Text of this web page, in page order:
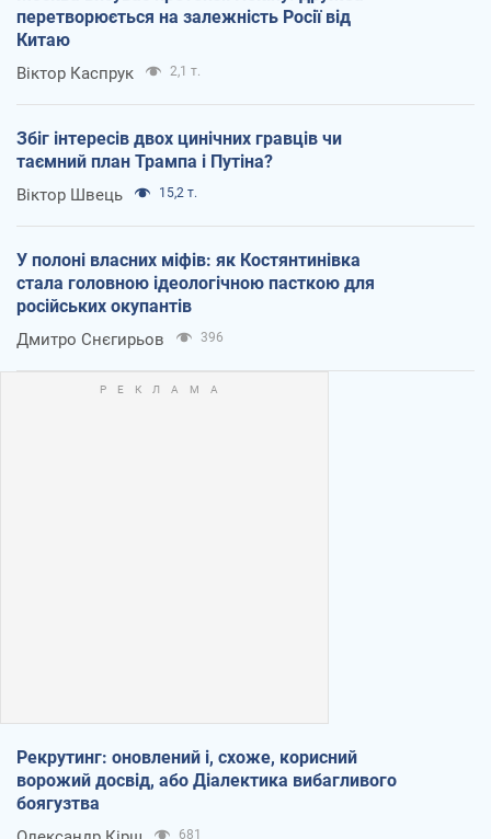
перетворюється на залежність Росії від
Китаю
Віктор Каспрук 2,1 т.
Збіг інтересів двох цинічних гравців чи
таємний план Трампа і Путіна?
Віктор Швець 15,2 т.
У полоні власних міфів: як Костянтинівка
стала головною ідеологічною пасткою для
російських окупантів
Дмитро Снєгирьов 396
Рекрутинг: оновлений і, схоже, корисний
ворожий досвід, або Діалектика вибагливого
боягузтва
681